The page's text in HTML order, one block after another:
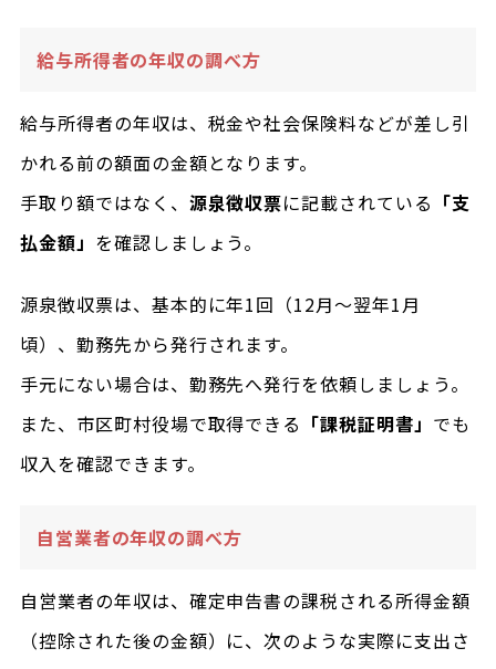
給与所得者の年収の調べ方
給与所得者の年収は、税金や社会保険料などが差し引
かれる前の額面の金額となります。
手取り額ではなく、 源泉徴収票に記載されている 「支
払金額」 を確認しましょう。
源泉徴収票は、基本的に年1回（12月～翌年1月
頃）、勤務先から発行されます。
手元にない場合は、勤務先へ発行を依頼しましょう。
また、市区町村役場で取得できる 「課税証明書」 でも
収入を確認できます。
自営業者の年収の調べ方
自営業者の年収は、確定申告書の課税される所得金額
（控除された後の金額）に、次のような実際に支出さ